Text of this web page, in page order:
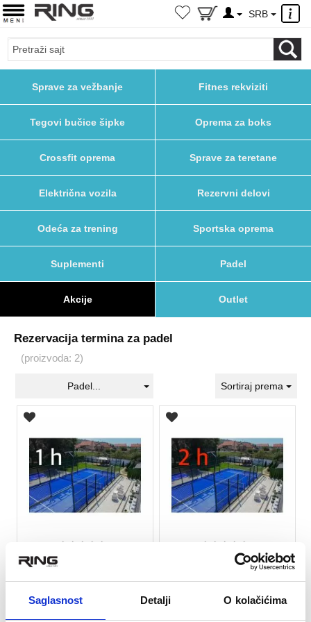
Saglasnost Detalji O kolačićima
×
SRB
Sprave za vežbanje Fitnes rekviziti
Tegovi bučice šipke Oprema za boks
Crossfit oprema Sprave za teretane
Električna vozila Rezervni delovi
Odeća za trening Sportska oprema
Suplementi Padel
Akcije Outlet
Rezervacija termina za padel
(proizvoda: 2)
Padel... Sortiraj prema
★ ★ ★ ★ ★
Termin za RING padel 1h
2.490rsd
★ ★ ★ ★ ★
Termin za RING padel 2h